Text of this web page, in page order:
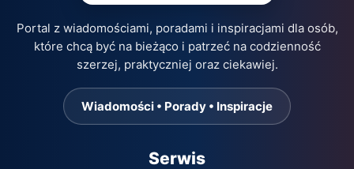
Portal z wiadomościami, poradami i inspiracjami dla osób,
które chcą być na bieżąco i patrzeć na codzienność
szerzej, praktyczniej oraz ciekawiej.
Wiadomości • Porady • Inspiracje
Serwis